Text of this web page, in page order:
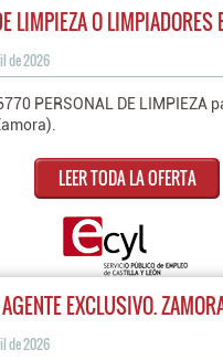
LIMPIEZA O LIMPIADORES
de 2026
PERSONAL DE LIMPIEZA
LEER TODA LA OFERTA
EXCLUSIVO.
de 2026